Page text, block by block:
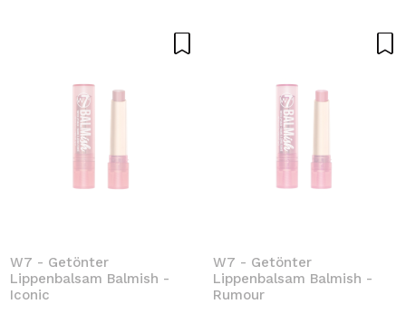
W7 - Getönter
Lippenbalsam Balmish -
Iconic
W7 - Getönter
Lippenbalsam Balmish -
Rumour